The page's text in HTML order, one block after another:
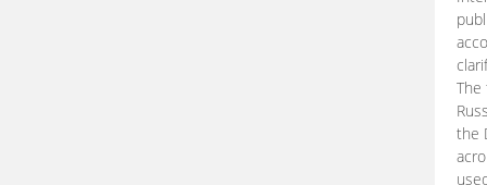
The
the